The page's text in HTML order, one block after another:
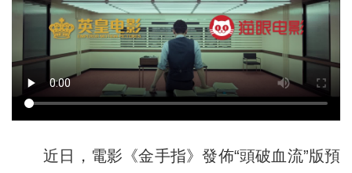
近日，電影《金手指》發佈“頭破血流”版預